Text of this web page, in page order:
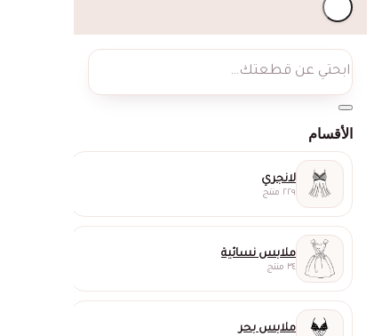
بحث
الأقسام
لانجري
٢٢٩ منتج
ملابس نسائية
٣٤ منتج
ملابس بحر